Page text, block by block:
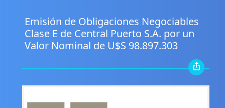
Emisión de Obligaciones Negociables
Clase E de Central Puerto S.A. por un
Valor Nominal de U$S 98.897.303